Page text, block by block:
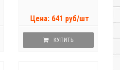
Цена: 641 руб/шт
КУПИТЬ